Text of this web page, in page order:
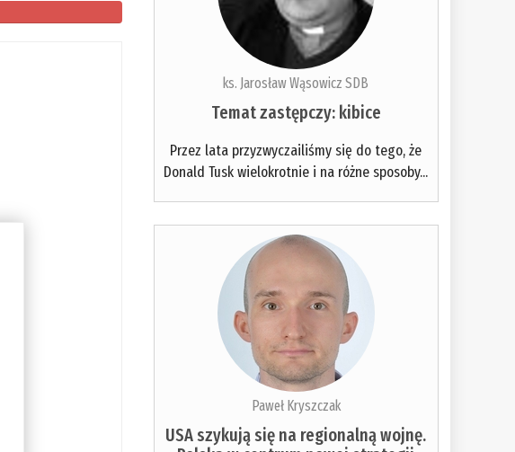
ks. Jarosław Wąsowicz SDB
Temat zastępczy: kibice
Przez lata przyzwyczailiśmy się do tego, że
Donald Tusk wielokrotnie i na różne sposoby...
Paweł Kryszczak
USA szykują się na regionalną wojnę.